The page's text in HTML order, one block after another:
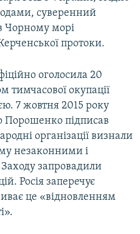
суверенний
Чорному морі
протоки.
оголосила 20
тимчасової окупації
7 жовтня 2015 року
Порошенко підписав
організації визнали
незаконними і
Заходу запровадили
Росія заперечує
це «відновленням